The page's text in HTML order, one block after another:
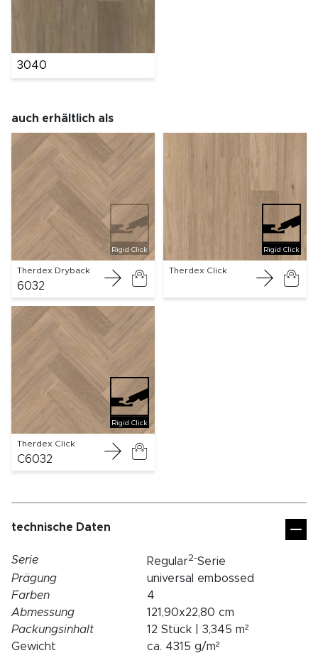
3040
auch erhältlich als
Rigid Click
Therdex Dryback
6032
Rigid Click
Therdex Click
Rigid Click
Therdex Click
C6032
technische Daten
Serie Regular2-Serie
Prägung
universal embossed
Farben
4
Abmessung
121,90x22,80 cm
Packungsinhalt
12 Stück | 3,345 m²
Gewicht
ca. 4315 g/m²